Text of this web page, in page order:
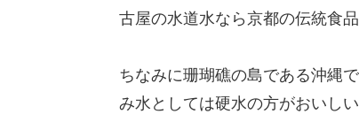
古屋の水道水なら京都の伝統食品
ちなみに珊瑚礁の島である沖縄
み水としては硬水の方がおいし